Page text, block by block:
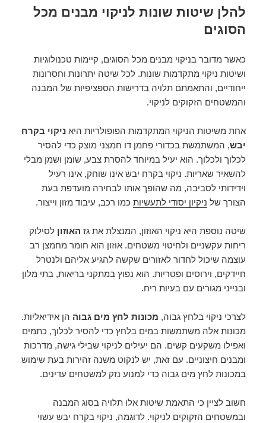
להלן שיטות שונות לניקוי מבנים מכל
הסוגים
כאשר מדובר בניקוי מבנים מכל הסוגים, קיימות טכנולוגיות
ושיטות ניקוי מתקדמות שונות. לכל שיטה יתרונות וחסרונות
ייחודיים, והתאמתם תלויה בדרישות הספציפיות של המבנה
והמשטחים הזקוקים לניקוי.
אחת משיטות הניקוי המתקדמות הפופולריות היאניקוי בקרח
יבש, המשתמשת בכדורי פחמן דו חמצני מוצק כדי להסיר
לכלוך ולכלוך. הוא יעיל במיוחד להסרת צבע, שומן ושמן מבלי
להשאיר שאריות. ניקוי בקרח יבש אינו שוחק, אינו רעיל
וידידותי לסביבה, מה שהופך אותו לבחירה מועדפת בעת
הצורך של ניקיון יסודי לתעשיות כמו רכב, עיבוד מזון וייצור.
שיטה נוספת היא ניקוי האוזון, המנצלת את גז האוזון לסילוק
ריחות עקשניים ולחיטוי משטחים. אוזון הוא חומר מחמצן רב
עוצמה שיכול לחדור לאזורים שקשה להגיע אליהם ולנטרל
חיידקים, וירוסים ופטריות. הוא נפוץ במתקני בריאות, בתי מלון
ובנייני מגורים עם בעיות ריח.
לצרכי ניקוי בלחץ גבוה, מכונות לחץ מים גבוה הן אידיאליות.
מכונות אלה משתמשות במים בלחץ כדי להסיר לכלוך, כתמים
ואפילו משקעים קשים. הם יעילים לניקוי שבילי גישה, מדרכות
ומבנים חיצוניים. עם זאת, יש לנקוט משנה זהירות בעת שימוש
במכונות לחץ מים גבוה כדי למנוע נזק למשטחים עדינים.
חשוב לציין כי התאמת שיטות אלו תלויה בסוג המבנה
ובמשטחים הזקוקים לניקוי. לדוגמה, ניקוי בקרח יבש עשוי